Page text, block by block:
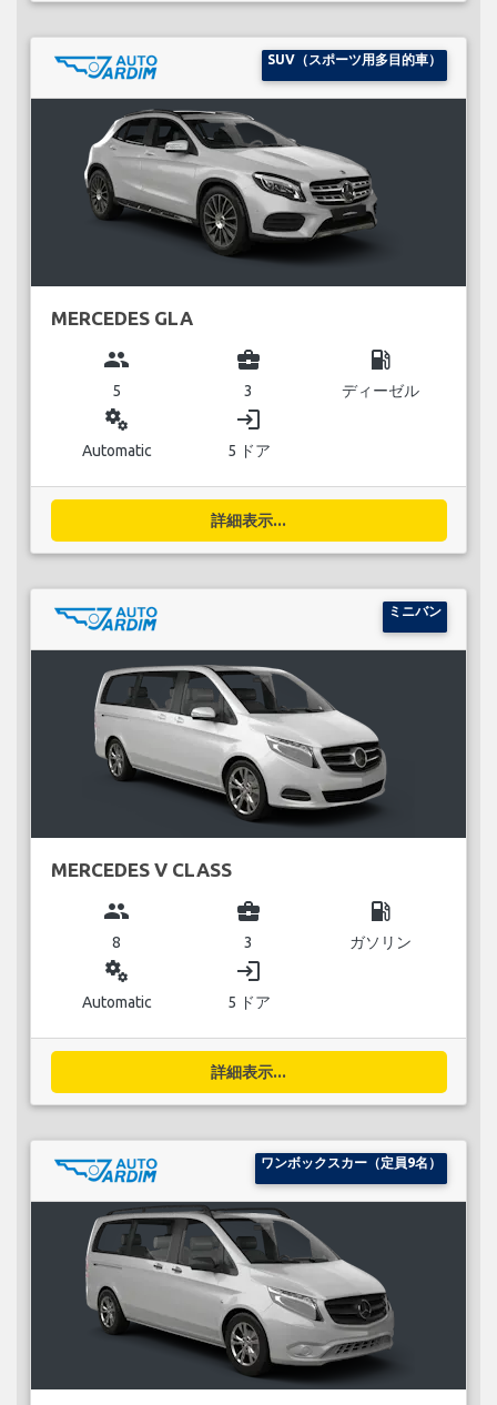
SUV（スポーツ用多目的車）
MERCEDES GLA
group
5
business_center
3
local_gas_station
ディーゼル
miscellaneous_services
Automatic
login
5 ドア
詳細表示...
ミニバン
MERCEDES V CLASS
group
8
business_center
3
local_gas_station
ガソリン
miscellaneous_services
Automatic
login
5 ドア
詳細表示...
ワンボックスカー（定員9名）